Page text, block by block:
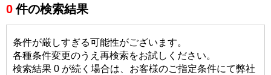
0 件の検索結果
条件が厳しすぎる可能性がございます。
各種条件変更のうえ再検索をお試しください。
検索結果 0 が続く場合は、お客様のご指定条件にて弊社